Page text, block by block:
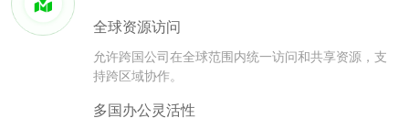
全球资源访问
允许跨国公司在全球范围内统一访问和共享资源，支
持跨区域协作。
多国办公灵活性